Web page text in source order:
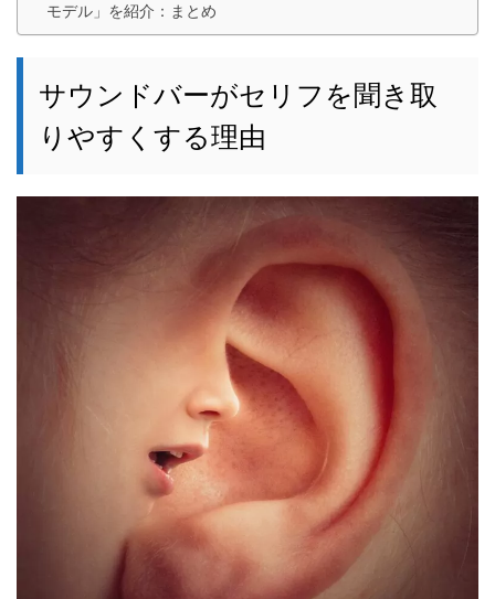
モデル」を紹介：まとめ
サウンドバーがセリフを聞き取
りやすくする理由